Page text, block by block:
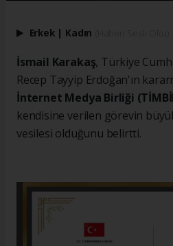
Erkek | Kadın
İsmail Karakaş, Türkiye
Recep Tayyip Erdoğan'ın
İnternet Medya Birliği
kendisine verilen görevin
vesilesi olduğunu belirtti.